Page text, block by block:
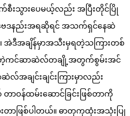
းသွားပေမယ့်လည်း အပြီးတိုင်ပြို
ဒနည်းအရဆိုရင် အသက်ရှင်နေဆဲ
ဒီအချိန်မှာအသီးမှရတဲ့သကြားတစ်
တဲ့ကင်ဆာဆဲလ်တချို့အတွက်စွမ်းအင်
လ်အချင်းချင်းကြားမှာလည်း
ာဝန်ထမ်းဆောင်ခြင်းဖြစ်တာကို
ာဖြစ်ပါတယ်။ ဓာတုကုထုံးအသုံးပြု